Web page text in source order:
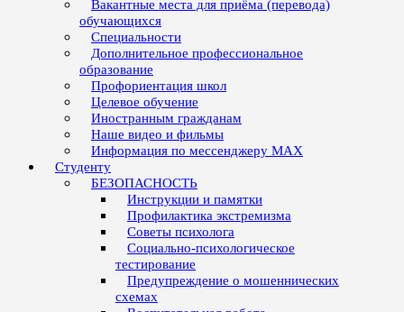
Вакантные места для приёма (перевода)
обучающихся
Специальности
Дополнительное профессиональное
образование
Профориентация школ
Целевое обучение
Иностранным гражданам
Наше видео и фильмы
Информация по мессенджеру MAX
Студенту
БЕЗОПАСНОСТЬ
Инструкции и памятки
Профилактика экстремизма
Советы психолога
Социально-психологическое
тестирование
Предупреждение о мошеннических
схемах